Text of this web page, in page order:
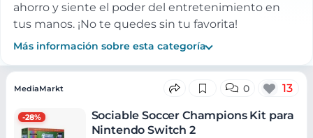
ahorro y siente el poder del entretenimiento en
tus manos. ¡No te quedes sin tu favorita!
Más información sobre esta categoría
Ofertas
-28%
MediaMarkt 0 13
Sociable Soccer Champions Kit para
Nintendo Switch 2